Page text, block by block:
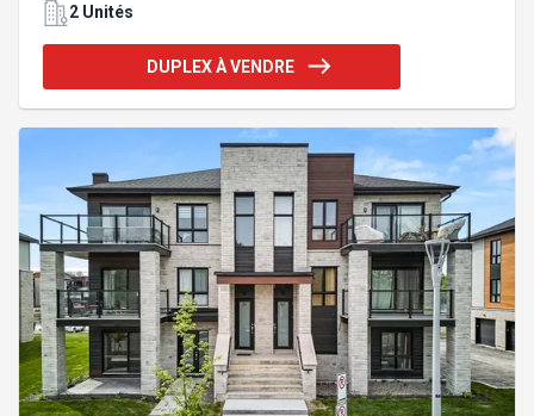
l'immeuble conserve son caractère et offre un fort
potentiel de rénovation et d'amélioration. Idéal
pour un propriétaire souhaitant occuper un
logement tout en bénéficiant de revenus locatifs
ajoute une fonctionnalité et un potentiel de revenus
2 Unités
DUPLEX À VENDRE